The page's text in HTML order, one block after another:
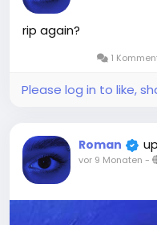
rip again?
1
Please log in to like,
Roman
vor 9 Monaten -